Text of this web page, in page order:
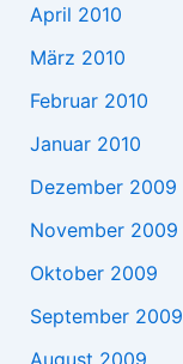
April 2010
März 2010
Februar 2010
Januar 2010
Dezember 2009
November 2009
Oktober 2009
September 2009